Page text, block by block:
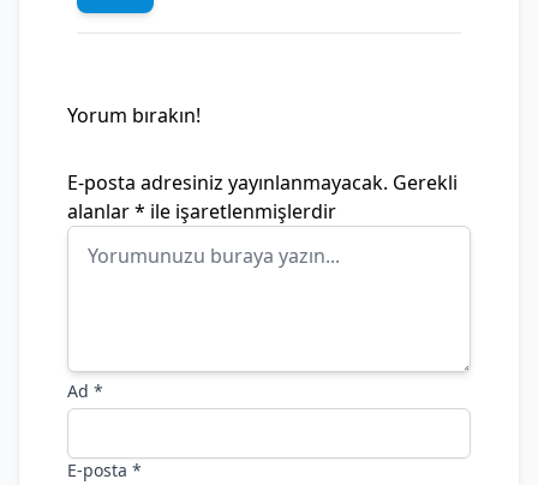
Yorum bırakın!
E-posta adresiniz yayınlanmayacak. Gerekli
alanlar* ile işaretlenmişlerdir
Ad *
E-posta *